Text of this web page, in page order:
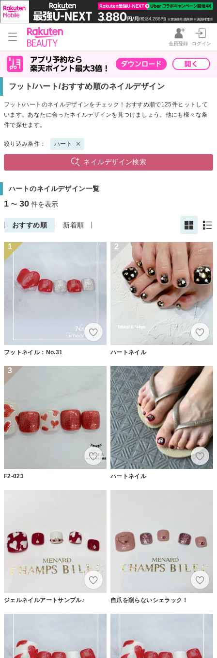
会員登録 ログイン
フット/ハート/おすすめ順のネイルデザイン
フット/ハートのネイルデザインをチェック！おすすめ順で125件ヒットして
います。あなたに合ったネイルデザインを見つけましょう。他にも様々な条
件で探せます。
絞り込み条件： ハート
ネイルデザイン検索
ハートのネイルデザイン一覧
1 〜 30 件を表示
おすすめ順 新着順
1
フットネイル：No.31
2
ハートネイル
3
F2-023 ハートネイル
ジェルネイルアートサンプル♪ 自爪を削らないシェラック！